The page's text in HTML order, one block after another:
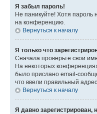
Я забыл пароль!
Не паникуйте! Хотя пароль
на конференцию.
Вернуться к началу
Я только что
Сначала проверьте свои
На некоторых
было прислано email-
что ввели правильный
Вернуться к началу
Я давно зарегистрирован,